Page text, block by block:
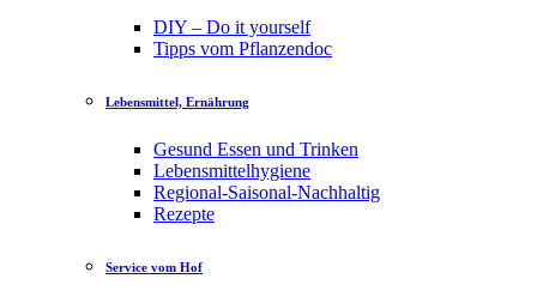
DIY – Do it yourself
Tipps vom Pflanzendoc
Lebensmittel, Ernährung
Gesund Essen und Trinken
Lebensmittelhygiene
Regional-Saisonal-Nachhaltig
Rezepte
Service vom Hof